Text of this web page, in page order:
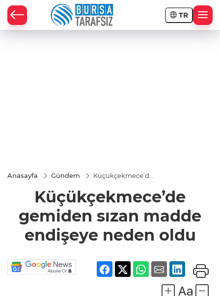
TR
Anasayfa Gündem
Küçükçekmece’de
madde endişeye
neden oldu
Küçükçekmece’de
gemiden sızan madde
endişeye neden oldu